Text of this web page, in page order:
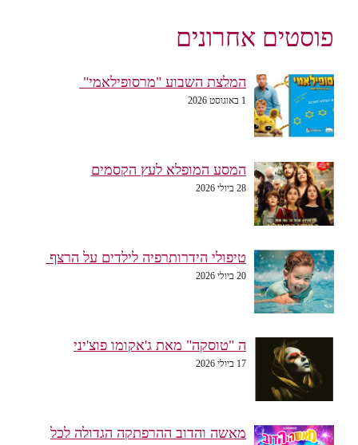
פוסטים אחרונים
המלצת השבוע "מרסופילאמי"
1 באוגוסט 2026
המסע המופלא לעץ הקסמים
28 ביולי 2026
טיפולי הידרותרפיה לילדים על הרצף
20 ביולי 2026
ה "טוסקה" מאת ג'אקומו פוצ'יני
17 ביולי 2026
מאשה והדוב ההרפתקה הגדולה לכל